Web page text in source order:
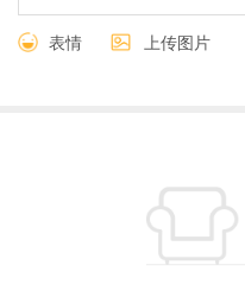
表情 上传图片